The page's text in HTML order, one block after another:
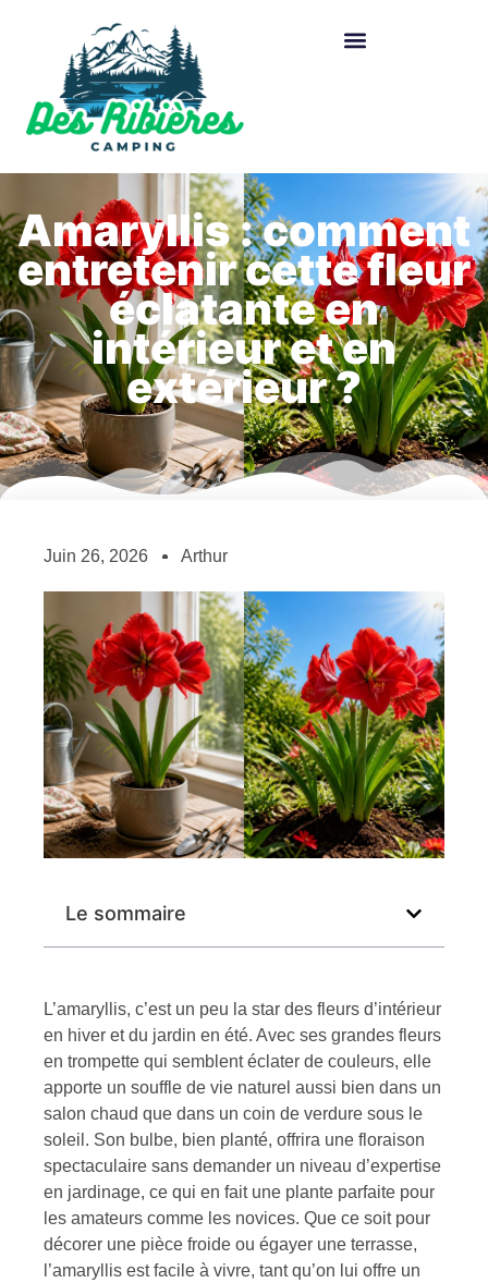
Amaryllis : comment
entretenir cette fleur
éclatante en
intérieur et en
extérieur ?
Juin 26, 2026 Arthur
Le sommaire
L’amaryllis, c’est un peu la star des fleurs d’intérieur
en hiver et du jardin en été. Avec ses grandes fleurs
en trompette qui semblent éclater de couleurs, elle
apporte un souffle de vie naturel aussi bien dans un
salon chaud que dans un coin de verdure sous le
soleil. Son bulbe, bien planté, offrira une floraison
spectaculaire sans demander un niveau d’expertise
en jardinage, ce qui en fait une plante parfaite pour
les amateurs comme les novices. Que ce soit pour
décorer une pièce froide ou égayer une terrasse,
l’amaryllis est facile à vivre, tant qu’on lui offre un